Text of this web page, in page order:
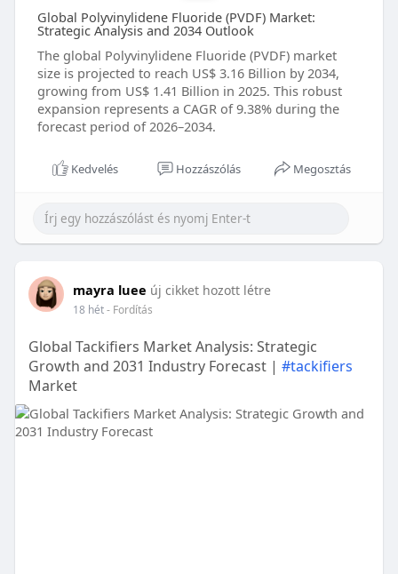
Global Polyvinylidene Fluoride (PVDF) Market:
Strategic Analysis and 2034 Outlook
The global Polyvinylidene Fluoride (PVDF) market
size is projected to reach US$ 3.16 Billion by 2034,
growing from US$ 1.41 Billion in 2025. This robust
expansion represents a CAGR of 9.38% during the
forecast period of 2026–2034.
Kedvelés Hozzászólás Megosztás
mayra luee új cikket hozott létre
18 hét- Fordítás
Global Tackifiers Market Analysis: Strategic
Growth and 2031 Industry Forecast | #tackifiers
Market